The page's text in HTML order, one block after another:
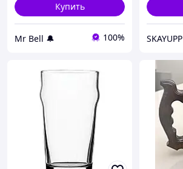
Купить
Mr Bell 🔔 100% SKAYUPP